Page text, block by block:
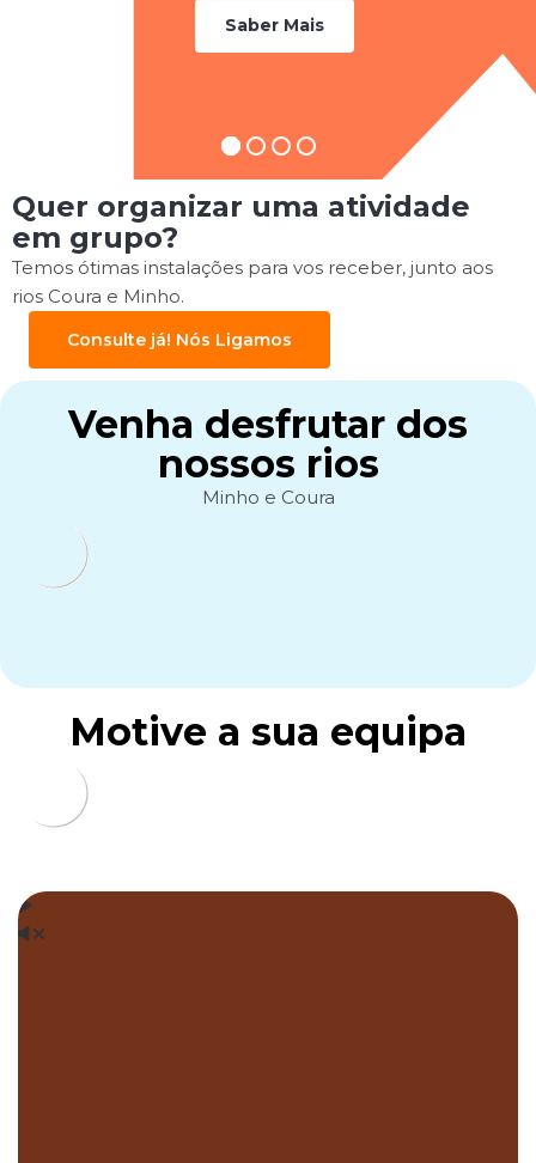
Saber Mais
Quer organizar uma atividade
em grupo?
Temos ótimas instalações para vos receber, junto aos
rios Coura e Minho.
Consulte já! Nós Ligamos
Venha desfrutar dos
nossos rios
Minho e Coura
Motive a sua equipa